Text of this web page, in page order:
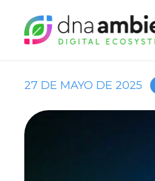
27 DE MAYO DE 2025